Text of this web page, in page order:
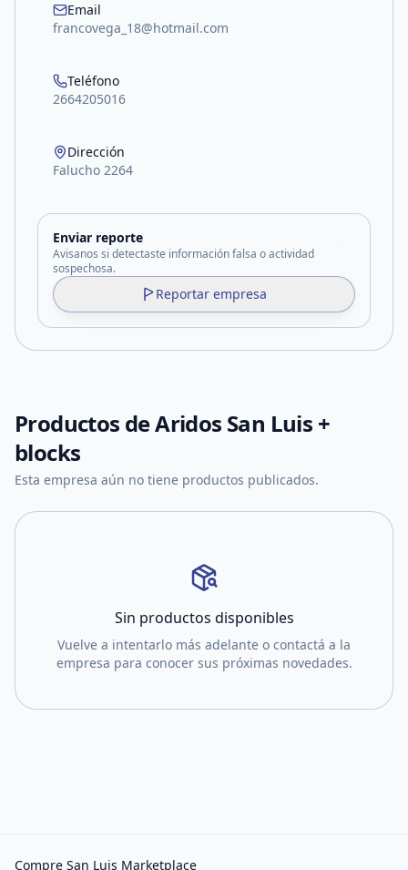
Email
francovega_18@hotmail.com
Teléfono
2664205016
Dirección
Falucho 2264
Enviar reporte
Avisanos si detectaste información falsa o actividad
sospechosa.
Reportar empresa
Productos deAridos San Luis +
blocks
Esta empresa aún no tiene productos publicados.
Sin productos disponibles
Vuelve a intentarlo más adelante o contactá a la
empresa para conocer sus próximas novedades.
Compre San Luis Marketplace